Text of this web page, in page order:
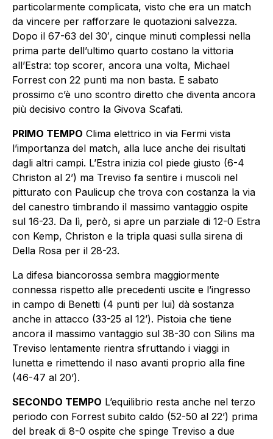
particolarmente complicata, visto che era un match
da vincere per rafforzare le quotazioni salvezza.
Dopo il 67-63 del 30′, cinque minuti complessi nella
prima parte dell’ultimo quarto costano la vittoria
all’Estra: top scorer, ancora una volta, Michael
Forrest con 22 punti ma non basta. E sabato
prossimo c’è uno scontro diretto che diventa ancora
più decisivo contro la Givova Scafati.
PRIMO TEMPO Clima elettrico in via Fermi vista
l’importanza del match, alla luce anche dei risultati
dagli altri campi. L’Estra inizia col piede giusto (6-4
Christon al 2’) ma Treviso fa sentire i muscoli nel
pitturato con Paulicup che trova con costanza la via
del canestro timbrando il massimo vantaggio ospite
sul 16-23. Da lì, però, si apre un parziale di 12-0 Estra
con Kemp, Christon e la tripla quasi sulla sirena di
Della Rosa per il 28-23.
La difesa biancorossa sembra maggiormente
connessa rispetto alle precedenti uscite e l’ingresso
in campo di Benetti (4 punti per lui) dà sostanza
anche in attacco (33-25 al 12’). Pistoia che tiene
ancora il massimo vantaggio sul 38-30 con Silins ma
Treviso lentamente rientra sfruttando i viaggi in
lunetta e rimettendo il naso avanti proprio alla fine
(46-47 al 20’).
SECONDO TEMPO L’equilibrio resta anche nel terzo
periodo con Forrest subito caldo (52-50 al 22’) prima
del break di 8-0 ospite che spinge Treviso a due